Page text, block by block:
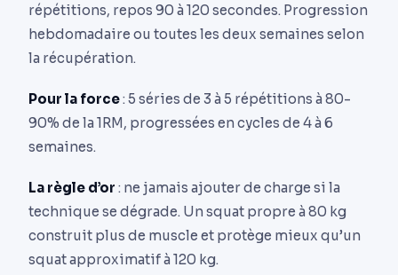
répétitions, repos 90 à 120 secondes. Progression
hebdomadaire ou toutes les deux semaines selon
la récupération.
Pour la force: 5 séries de 3 à 5 répétitions à 80-
90% de la 1RM, progressées en cycles de 4 à 6
semaines.
La règle d’or : ne jamais ajouter de charge si la
technique se dégrade. Un squat propre à 80 kg
construit plus de muscle et protège mieux qu’un
squat approximatif à 120 kg.